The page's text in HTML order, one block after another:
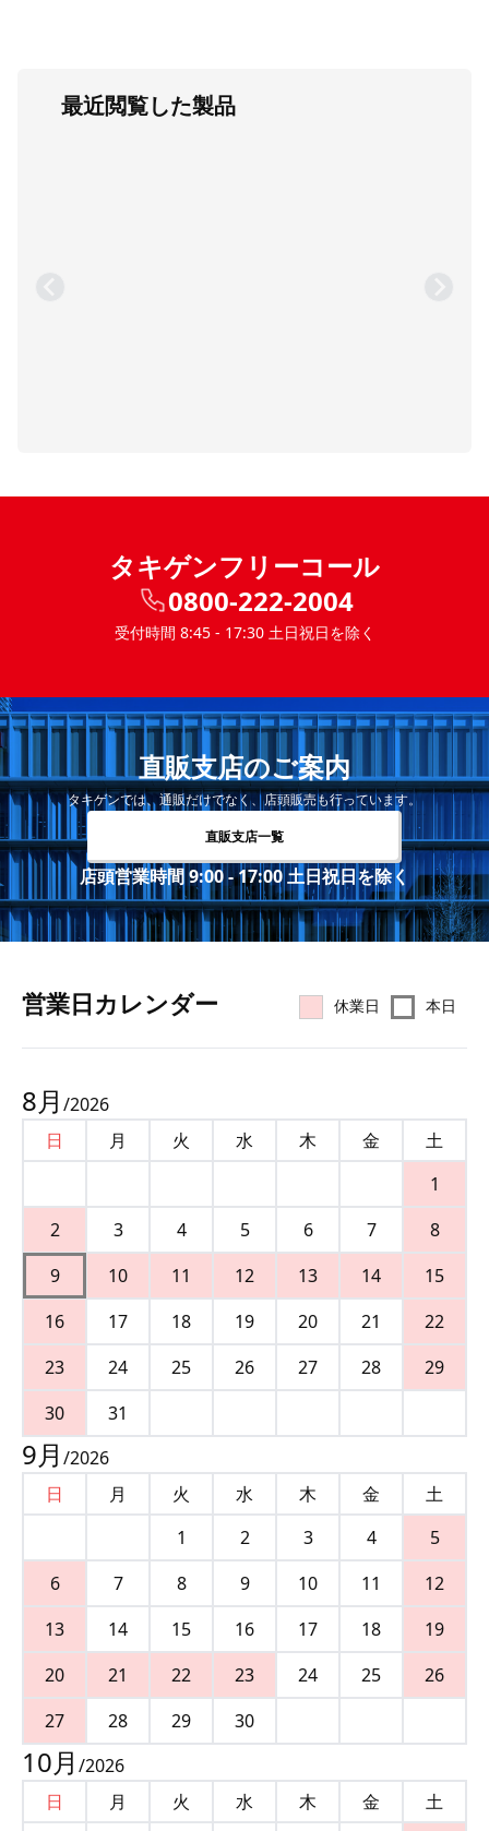
最近閲覧した製品
タキゲンフリーコール
0800-222-2004
受付時間 8:45 - 17:30 土日祝日を除く
直販支店のご案内
タキゲンでは、通販だけでなく、店頭販売も行っています。
直販支店一覧
店頭営業時間 9:00 - 17:00 土日祝日を除く
営業⽇カレンダー 休業日 本日
8月 /2026
日
月 火 水 木 金
土
1
2
3 4 5 6 7
8
9
10 11 12 13 14
15
16
17 18 19 20 21
22
23
24 25 26 27 28
29
30
31
9月 /2026
日
月 火 水 木 金
土
1
2 3 4
5
6
7 8 9 10 11
12
13
14 15 16 17 18
19
20
21 22 23 24 25
26
27
28 29 30
10月 /2026
日
月 火 水 木 金
土